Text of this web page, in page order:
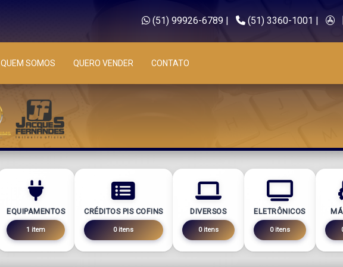
(51) 99926-6789| (51) 3360-1001 |
QUEM SOMOS QUERO VENDER CONTATO
EQUIPAMENTOS
1 item
CRÉDITOS PIS COFINS
0 itens
DIVERSOS
0 itens
ELETRÔNICOS
0 itens